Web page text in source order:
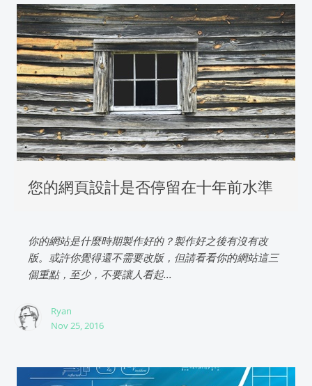
您的網頁設計是否停留在十年前水準
你的網站是什麼時期製作好的？製作好之後有沒有改
版。或許你覺得還不需要改版，但請看看你的網站這三
個重點，至少，不要讓人看起...
Ryan
Nov 25, 2016